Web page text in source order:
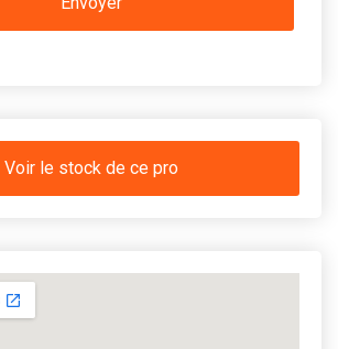
Voir le stock de ce pro